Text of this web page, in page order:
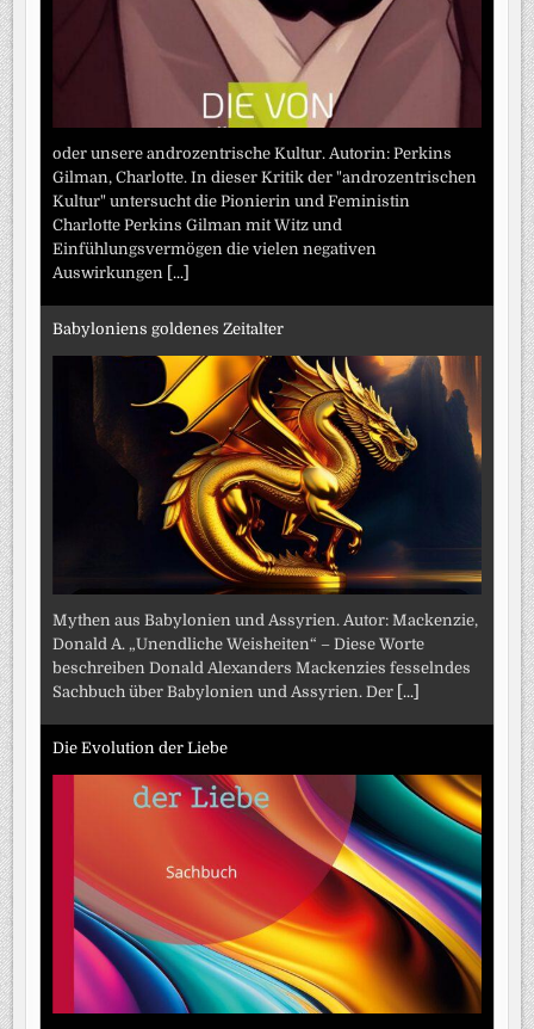
oder unsere androzentrische Kultur. Autorin: Perkins
Gilman, Charlotte. In dieser Kritik der "androzentrischen
Kultur" untersucht die Pionierin und Feministin
Charlotte Perkins Gilman mit Witz und
Einfühlungsvermögen die vielen negativen
Auswirkungen [...]
Babyloniens goldenes Zeitalter
Mythen aus Babylonien und Assyrien. Autor: Mackenzie,
Donald A. „Unendliche Weisheiten“ – Diese Worte
beschreiben Donald Alexanders Mackenzies fesselndes
Sachbuch über Babylonien und Assyrien. Der [...]
Die Evolution der Liebe